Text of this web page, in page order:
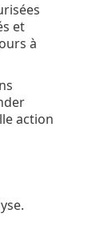
et
à
action